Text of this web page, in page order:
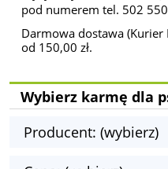
pod numerem tel. 502
Darmowa dostawa (Kurier
od 150,00 zł.
Wybierz karmę dla
Producent: (wybierz)